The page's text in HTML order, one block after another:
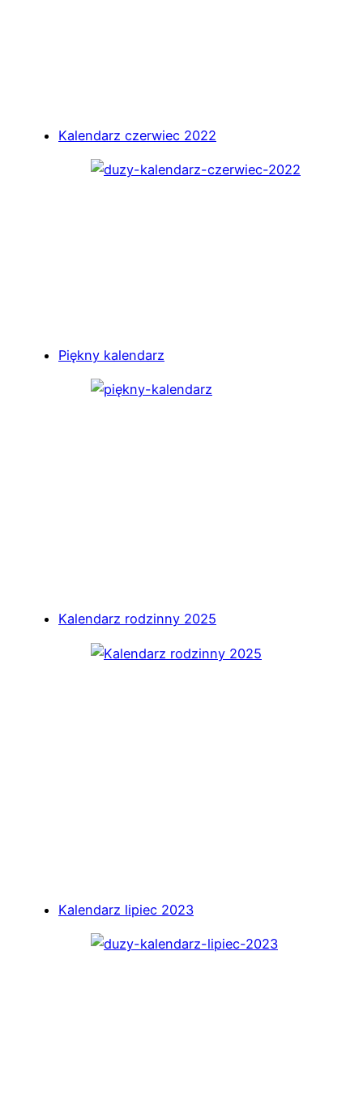
Kalendarz czerwiec 2022
Piękny kalendarz
Kalendarz rodzinny 2025
Kalendarz lipiec 2023